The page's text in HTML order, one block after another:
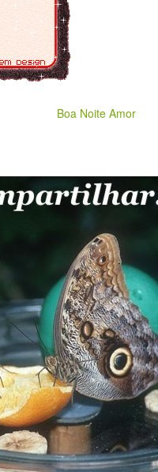
Boa Noite Amor